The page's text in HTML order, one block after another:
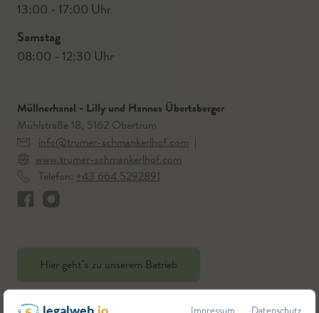
13:00 - 17:00 Uhr
Samstag
08:00 - 12:30 Uhr
Müllnerhansl - Lilly und Hannes Übertsberger
Mühlstraße 18, 5162 Obertrum
info@trumer-schmankerlhof.com |
www.trumer-schmankerlhof.com
Telefon: +43 664 5292891
Hier geht`s zu unserem Betrieb
Impressum Datenschutz